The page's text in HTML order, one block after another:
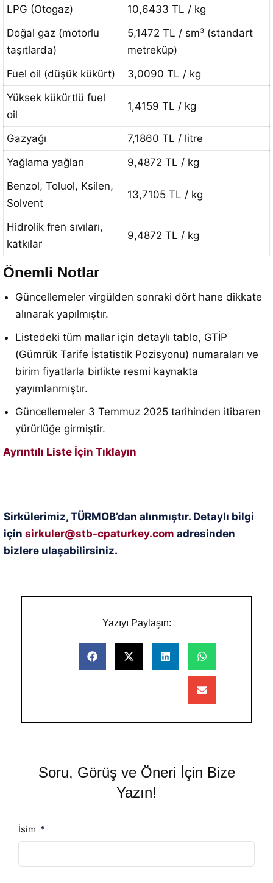
LPG (Otogaz)
10,6433 TL / kg
Doğal gaz (motorlu
taşıtlarda)
5,1472 TL / sm³ (standart
metreküp)
Fuel oil (düşük kükürt)
3,0090 TL / kg
Yüksek kükürtlü fuel
oil
1,4159 TL / kg
Gazyağı
7,1860 TL / litre
Yağlama yağları
9,4872 TL / kg
Benzol, Toluol, Ksilen,
Solvent
13,7105 TL / kg
Hidrolik fren sıvıları,
katkılar
9,4872 TL / kg
Önemli Notlar
Güncellemeler virgülden sonraki dört hane dikkate
alınarak yapılmıştır.
Listedeki tüm mallar için detaylı tablo, GTİP
(Gümrük Tarife İstatistik Pozisyonu) numaraları ve
birim fiyatlarla birlikte resmi kaynakta
yayımlanmıştır.
Güncellemeler 3 Temmuz 2025 tarihinden itibaren
yürürlüğe girmiştir.
Ayrıntılı Liste İçin Tıklayın
Sirkülerimiz, TÜRMOB’dan alınmıştır. Detaylı bilgi
için sirkuler@stb-cpaturkey.com adresinden
bizlere ulaşabilirsiniz.
Yazıyı Paylaşın:
Soru, Görüş ve Öneri İçin Bize
Yazın!
İsim